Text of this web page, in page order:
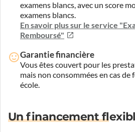
examens blancs, avec un score
examens blancs.
En savoir plus sur le service
Remboursé"
Garantie financière
Vous êtes couvert pour les
mais non consommées en cas
école.
Un financement